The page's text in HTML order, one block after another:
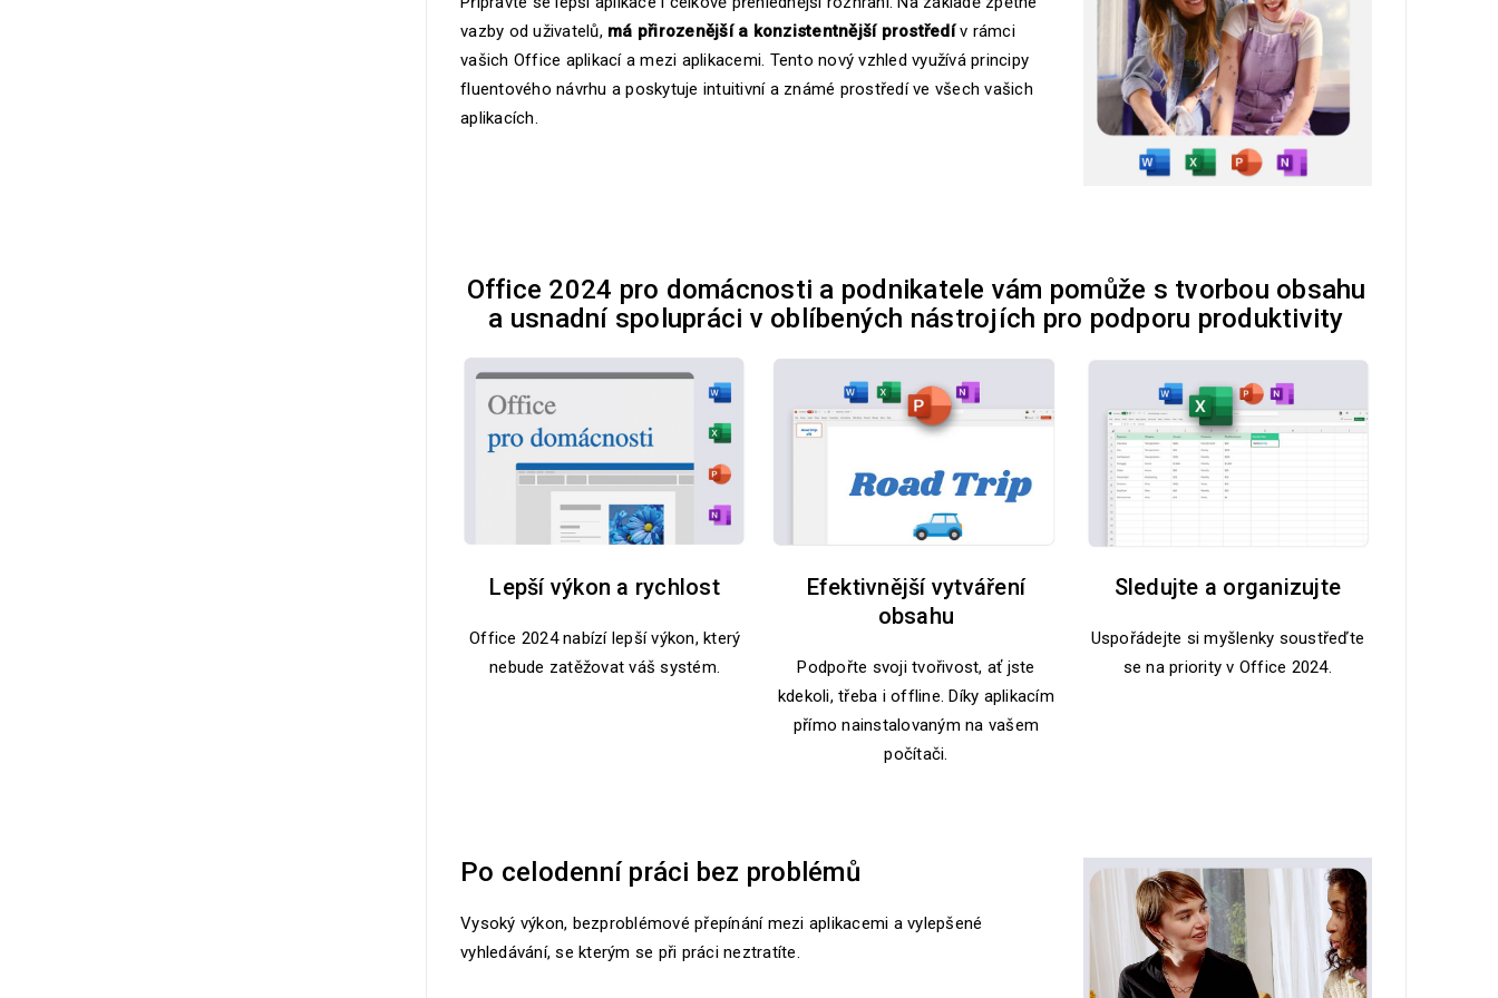
vazby od uživatelů, má přirozenější a konzistentnější prostředív rámci
vašich Office aplikací a mezi aplikacemi. Tento nový vzhled využívá principy
fluentového návrhu a poskytuje intuitivní a známé prostředí ve všech vašich
aplikacích.
Office 2024 pro domácnosti a podnikatele vám pomůže s tvorbou obsahu
a usnadní spolupráci v oblíbených nástrojích pro podporu produktivity
Lepší výkon a rychlost
Office 2024 nabízí lepší výkon, který
nebude zatěžovat váš systém.
Efektivnější vytváření
obsahu
Podpořte svoji tvořivost, ať jste
kdekoli, třeba i offline. Díky aplikacím
přímo nainstalovaným na vašem
počítači.
Sledujte a organizujte
Uspořádejte si myšlenky soustřeďte
se na priority v Office 2024.
Po celodenní práci bez problémů
Vysoký výkon, bezproblémové přepínání mezi aplikacemi a vylepšené
vyhledávání, se kterým se při práci neztratíte.